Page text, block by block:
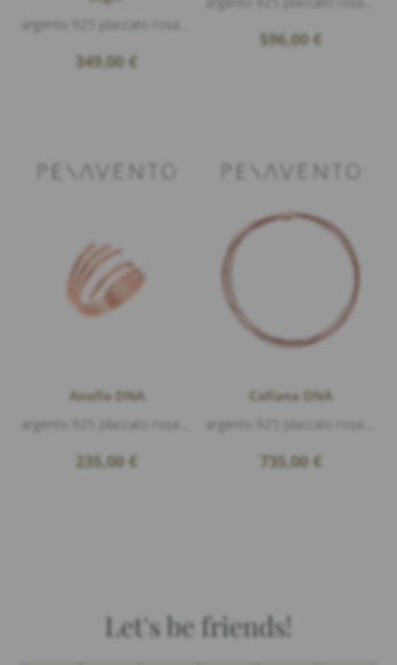
349,00 €
596,00 €
Anello DNA
235,00 €
Collana DNA
735,00 €
Let's be friends!